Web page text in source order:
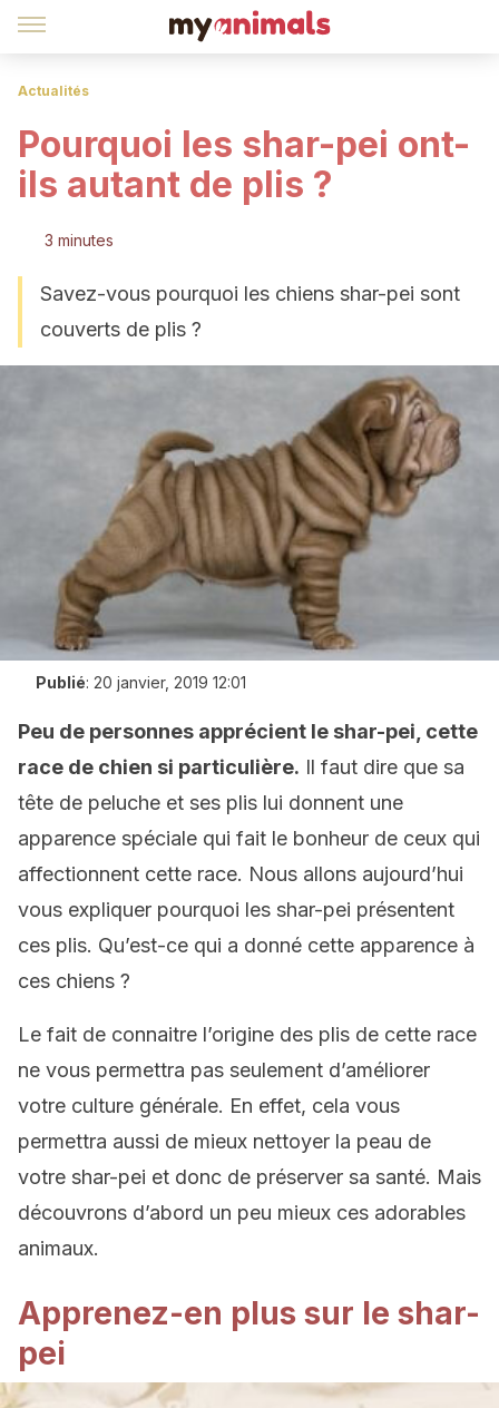
Actualités
Pourquoi les shar-pei ont-
ils autant de plis ?
3 minutes
Savez-vous pourquoi les chiens shar-pei sont
couverts de plis ?
Publié: 20 janvier, 2019 12:01
Peu de personnes apprécient le shar-pei, cette
race de chien si particulière. Il faut dire que sa
tête de peluche et ses plis lui donnent une
apparence spéciale qui fait le bonheur de ceux qui
affectionnent cette race. Nous allons aujourd’hui
vous expliquer pourquoi les shar-pei présentent
ces plis. Qu’est-ce qui a donné cette apparence à
ces chiens ?
Le fait de connaitre l’origine des plis de cette race
ne vous permettra pas seulement d’améliorer
votre culture générale. En effet, cela vous
permettra aussi de mieux nettoyer la peau de
votre shar-pei et donc de préserver sa santé. Mais
découvrons d’abord un peu mieux ces adorables
animaux.
Apprenez-en plus sur le shar-
pei